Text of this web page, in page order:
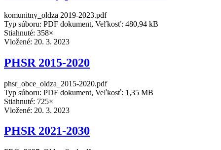
komunitny_oldza 2019-2023.pdf
Typ súboru: PDF dokument, Veľkosť: 480,94 kB
Stiahnuté: 358×
Vložené: 20. 3. 2023
PHSR 2015-2020
phsr_obce_oldza_2015-2020.pdf
Typ súboru: PDF dokument, Veľkosť: 1,35 MB
Stiahnuté: 725×
Vložené: 20. 3. 2023
PHSR 2021-2030